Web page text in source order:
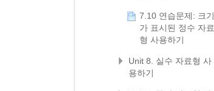
7.10 연습문제: 크기
가 표시된 정수 자료
형 사용하기
Unit 8. 실수 자료형 사
용하기